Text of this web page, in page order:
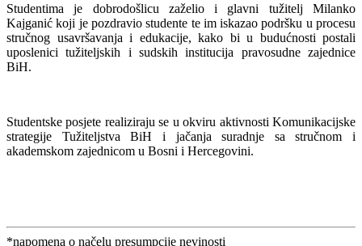
Studentima je dobrodošlicu zaželio i glavni tužitelj Milanko
Kajganić koji je pozdravio studente te im iskazao podršku u procesu
stručnog usavršavanja i edukacije, kako bi u budućnosti postali
uposlenici tužiteljskih i sudskih institucija pravosudne zajednice
BiH.
Studentske posjete realiziraju se u okviru aktivnosti Komunikacijske
strategije Tužiteljstva BiH i jačanja suradnje sa stručnom i
akademskom zajednicom u Bosni i Hercegovini.
*napomena o načelu presumpcije nevinosti